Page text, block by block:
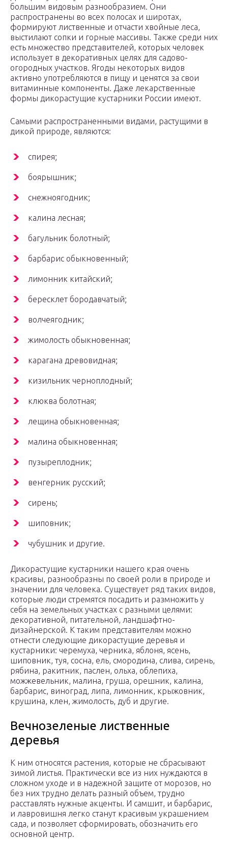
большим видовым разнообразием. Они
распространены во всех полосах и широтах,
формируют лиственные и отчасти хвойные леса,
выстилают сопки и горные массивы. Также среди них
есть множество представителей, которых человек
использует в декоративных целях для садово-
огородных участков. Ягоды некоторых видов
активно употребляются в пищу и ценятся за свои
витаминные компоненты. Даже лекарственные
формы дикорастущие кустарники России имеют.
Самыми распространенными видами, растущими в
дикой природе, являются:
спирея;
боярышник;
снежноягодник;
калина лесная;
багульник болотный;
барбарис обыкновенный;
лимонник китайский;
бересклет бородавчатый;
волчеягодник;
жимолость обыкновенная;
карагана древовидная;
кизильник черноплодный;
клюква болотная;
лещина обыкновенная;
малина обыкновенная;
пузыреплодник;
венгерник русский;
сирень;
шиповник;
чубушник и другие.
Дикорастущие кустарники нашего края очень
красивы, разнообразны по своей роли в природе и
значении для человека. Существует ряд таких видов,
которые люди стремятся посадить и размножить у
себя на земельных участках с разными целями:
декоративной, питательной, ландшафтно-
дизайнерской. К таким представителям можно
отнести следующие дикорастущие деревья и
кустарники: черемуха, черника, яблоня, ясень,
шиповник, туя, сосна, ель, смородина, слива, сирень,
рябина, ракитник, паслен, ольха, облепиха,
можжевельник, малина, груша, орешник, калина,
барбарис, виноград, липа, лимонник, крыжовник,
крушина, клен, жимолость, дуб и другие.
Вечнозеленые лиственные
деревья
К ним относятся растения, которые не сбрасывают
зимой листья. Практически все из них нуждаются в
сложном уходе и в надежной защите от морозов, но
без них трудно делать разный объем, трудно
расставлять нужные акценты. И самшит, и барбарис,
и лавровишня легко станут красивым украшением
сада, и позволяет сформировать, обозначить его
основной центр.